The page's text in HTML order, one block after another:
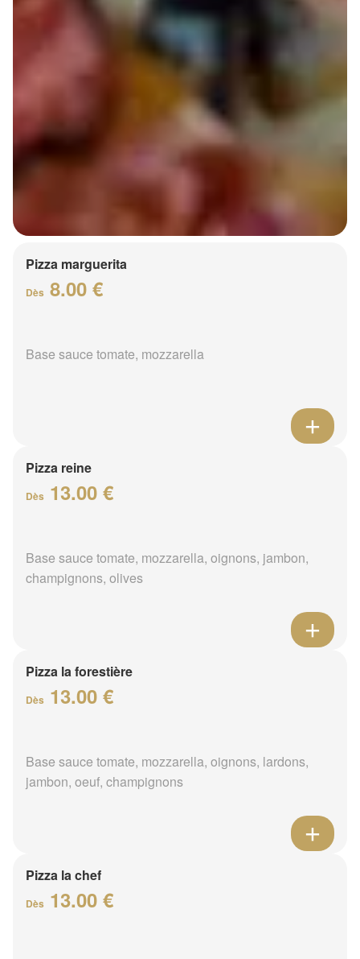
Pizza marguerita
Dès 8.00 €
Base sauce tomate, mozzarella
Pizza reine
Dès 13.00 €
Base sauce tomate, mozzarella, oignons, jambon,
champignons, olives
Pizza la forestière
Dès 13.00 €
Base sauce tomate, mozzarella, oignons, lardons,
jambon, oeuf, champignons
Pizza la chef
Dès 13.00 €